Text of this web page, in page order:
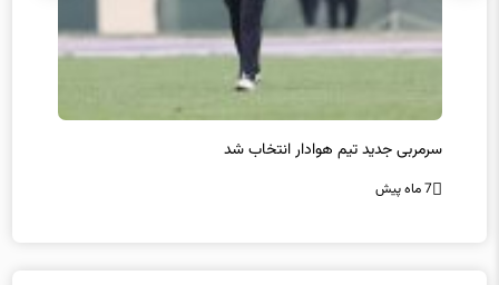
سرمربی جدید تیم هوادار انتخاب شد
7 ماه پیش